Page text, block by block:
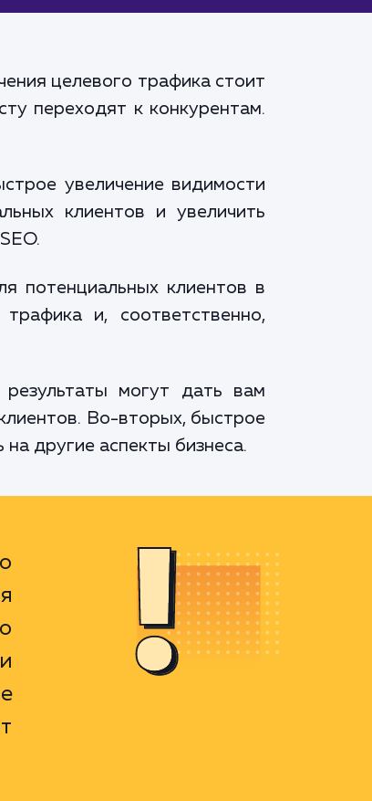
целевого трафика стоит
переходят к конкурентам.
увеличение видимости
клиентов и увеличить
потенциальных клиентов в
и, соответственно,
могут дать вам
Во-вторых, быстрое
другие аспекты бизнеса.